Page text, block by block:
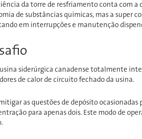
da torre de resfriamento conta com a
de substâncias químicas, mas a super
em interrupções e manutenção
siderúrgica canadense totalmente
de calor de circuito fechado da usina.
as questões de depósito
para apenas dois. Este modo de